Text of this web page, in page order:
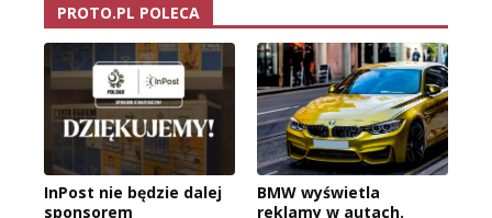
PROTO.PL POLECA
InPost nie będzie dalej
sponsorem
BMW wyświetla
reklamy w autach.